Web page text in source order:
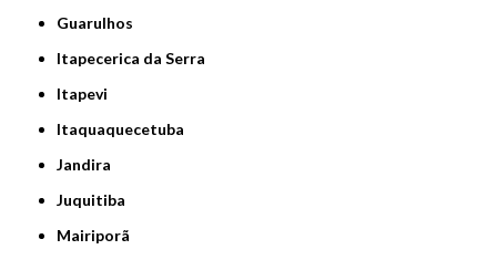
Guarulhos
Itapecerica da Serra
Itapevi
Itaquaquecetuba
Jandira
Juquitiba
Mairiporã